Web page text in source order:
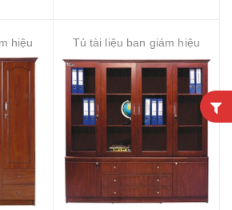
hiệu Tủ tài liệu ban giám hiệu